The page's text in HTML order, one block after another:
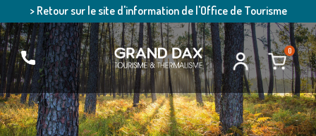
> Retour sur le site d'information de l'Office de Tourisme
0